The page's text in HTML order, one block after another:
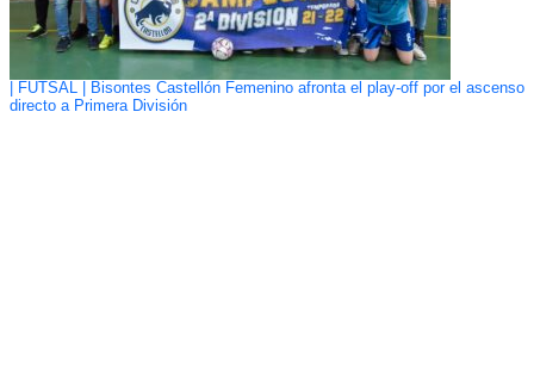
| FUTSAL | Bisontes Castellón Femenino afronta el play-off por el ascenso
directo a Primera División